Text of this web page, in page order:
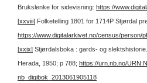
Brukslenke for sidevisning: https://
[xxviii] Folketelling 1801 for 1714P Stjørdal
https://www.digitalarkivet.no/census/person/
[xxix] Stjørdalsboka : gards- og
Herada, 1950; p 788; https://urn.nb.no/
nb_digibok_2013061905118